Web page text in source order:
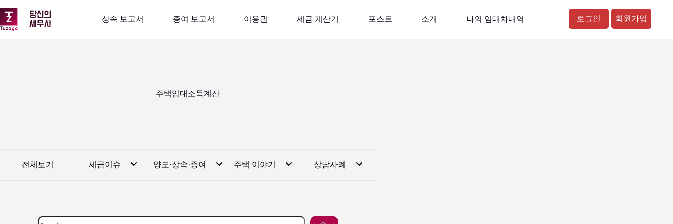
문
으
상속 보고서 증여 보고서 이용권 세금 계산기 포스트 소개 나의 임대차내역 로그인 회원가입
주택임대소득계산
전체보기 세금이슈 양도·상속·증여 주택 이야기 상담사례